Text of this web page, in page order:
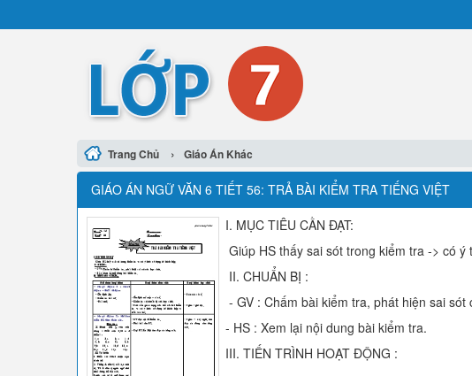
Trang Chủ › Giáo Án Khác
GIÁO ÁN NGỮ VĂN 6 TIẾT 56: TRẢ BÀI KIỂM TRA TIẾNG VIỆT
I. MỤC TIÊU CẦN ĐẠT:
Giúp HS thấy sai sót trong kiểm tra -> có
II. CHUẨN BỊ :
- GV : Chấm bài kiểm tra, phát hiện sai sót
- HS : Xem lại nội dung bài kiểm tra.
III. TIẾN TRÌNH HOẠT ĐỘNG :